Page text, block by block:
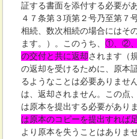
証する書面を添付する必要
４７条第３項第２号乃至第
相続、数次相続の場合にはそ
ます。）。このうち、①、②、
の交付と共に返却されます（
の返却を受けるために、原本
るようなことは必要ありま
は、返却されません。この
は原本を提出する必要があり
は原本のコピーを提出すれば
より原本を失うことはありませ